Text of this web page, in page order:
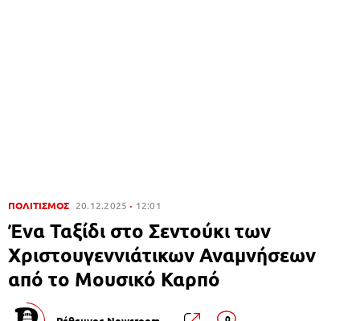
ΠΟΛΙΤΙΣΜΟΣ 20.12.2025 12:01
Ένα Ταξίδι στο Σεντούκι των
Χριστουγεννιάτικων Αναμνήσεων
από το Μουσικό Καρπό
0